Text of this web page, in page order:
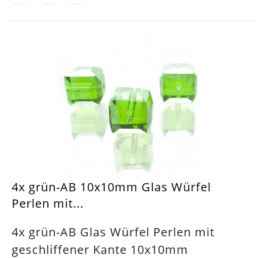
4x grün-AB 10x10mm Glas Würfel
Perlen mit...
4x grün-AB Glas Würfel Perlen mit
geschliffener Kante 10x10mm